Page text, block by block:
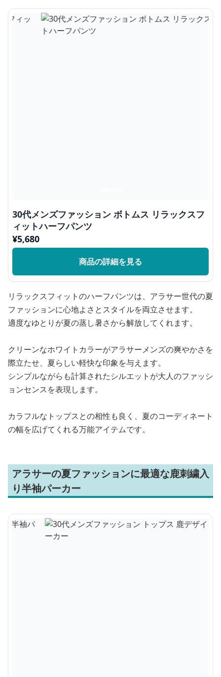
30代メンズファッション ボトムス リラックスフ
ィットハーフパンツ
¥5,680
商品の詳細を見る
リラックスフィットのハーフパンツは、アラサー世代の夏
ファッションに心地よさとスタイルを両立させます。
適度なゆとりが夏の蒸し暑さから解放してくれます。
クリーンなホワイトカラーがアラサーメンズの爽やかさを
際立たせ、夏らしい軽快な印象を与えます。
シンプルながらも計算されたシルエットが大人のファッシ
ョンセンスを表現します。
カラフルなトップスとの相性も良く、夏のコーディネート
の幅を広げてくれる万能アイテムです。
アラサーの夏ファッションに最適な鹿刺繍入
り半袖パーカー